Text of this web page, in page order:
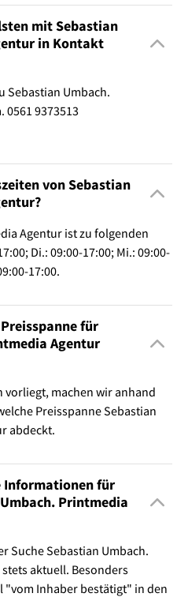
mit Sebastian
in Kontakt
Sebastian Umbach.
9373513
von Sebastian
Agentur ist zu folgenden
Di.: 09:00-17:00; Mi.: 09:00-
17:00.
für
Agentur
machen wir anhand
Preisspanne Sebastian
abdeckt.
Informationen für
Printmedia
Suche Sebastian Umbach.
aktuell. Besonders
"vom Inhaber bestätigt" in den